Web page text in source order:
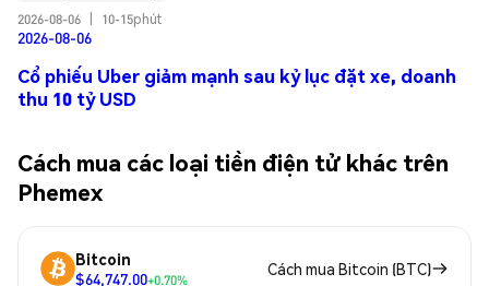
2026-08-06
10-15phút
2026-08-06
Cổ phiếu Uber giảm mạnh sau kỷ lục đặt xe, doanh
thu 10 tỷ USD
Cách mua các loại tiền điện tử khác trên
Phemex
Bitcoin
$64,747.00+0.70%
Cách mua Bitcoin (BTC)